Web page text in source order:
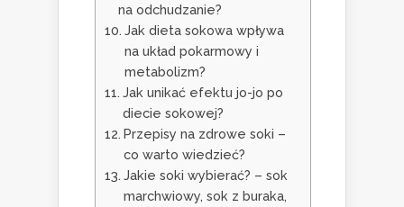
na odchudzanie?
Jak dieta sokowa wpływa
na układ pokarmowy i
metabolizm?
Jak unikać efektu jo-jo po
diecie sokowej?
Przepisy na zdrowe soki –
co warto wiedzieć?
Jakie soki wybierać? – sok
marchwiowy, sok z buraka,